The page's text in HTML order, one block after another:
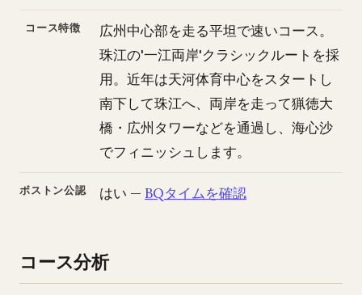
コース特徴
広州中心部を走る平坦で速いコース。
珠江の'一江両岸'クラシックルートを採
用。近年は天河体育中心をスタートし
南下して珠江へ、両岸を走って猟徳大
橋・広州タワーなどを通過し、海心沙
でフィニッシュします。
ボストン公認 はい — BQタイムを確認
コース分析